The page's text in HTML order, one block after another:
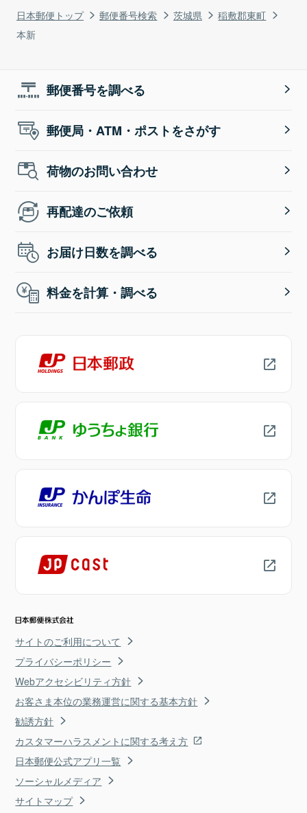
日本郵便トップ 郵便番号検索 茨城県
稲敷郡東町
本新
郵便番号を調べる
郵便局・ATM・ポストをさがす
荷物のお問い合わせ
再配達のご依頼
お届け日数を調べる
料金を計算・調べる
サイトのご利用について
プライバシーポリシー
Webアクセシビリティ方針
お客さま本位の業務運営に関する基本方針
勧誘方針
カスタマーハラスメントに関する考え方
日本郵便公式アプリ一覧
ソーシャルメディア
サイトマップ